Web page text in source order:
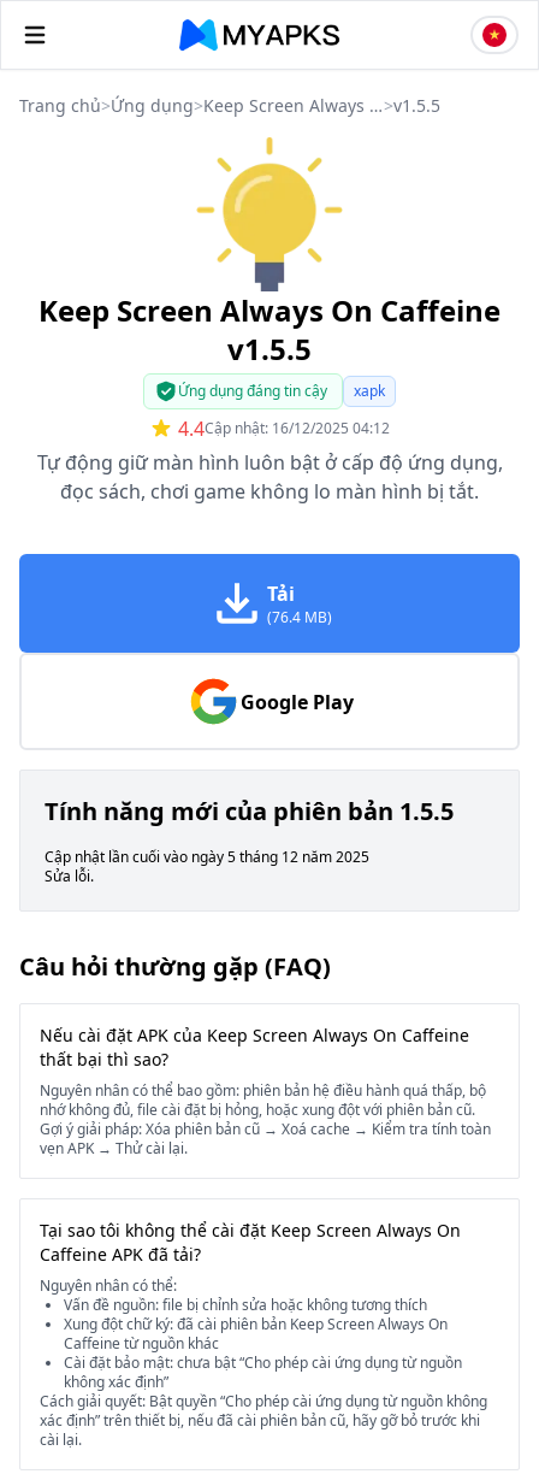
Trang chủ>Ứng dụng> Keep Screen Always On Caffeine>v1.5.5
Keep Screen Always On Caffeine
v1.5.5
Ứng dụng đáng tin cậy xapk
4.4Cập nhật: 16/12/2025 04:12
Tự động giữ màn hình luôn bật ở cấp độ ứng dụng,
đọc sách, chơi game không lo màn hình bị tắt.
Tải
(76.4 MB)
Google Play
Tính năng mới của phiên bản 1.5.5
Cập nhật lần cuối vào ngày 5 tháng 12 năm 2025
Sửa lỗi.
Câu hỏi thường gặp (FAQ)
Nếu cài đặt APK của Keep Screen Always On Caffeine
thất bại thì sao?
Nguyên nhân có thể bao gồm: phiên bản hệ điều hành quá thấp, bộ
nhớ không đủ, file cài đặt bị hỏng, hoặc xung đột với phiên bản cũ.
Gợi ý giải pháp: Xóa phiên bản cũ → Xoá cache → Kiểm tra tính toàn
vẹn APK → Thử cài lại.
Tại sao tôi không thể cài đặt Keep Screen Always On
Caffeine APK đã tải?
Nguyên nhân có thể:
Vấn đề nguồn: file bị chỉnh sửa hoặc không tương thích
Xung đột chữ ký: đã cài phiên bản Keep Screen Always On
Caffeine từ nguồn khác
Cài đặt bảo mật: chưa bật “Cho phép cài ứng dụng từ nguồn
không xác định”
Cách giải quyết: Bật quyền “Cho phép cài ứng dụng từ nguồn không
xác định” trên thiết bị, nếu đã cài phiên bản cũ, hãy gỡ bỏ trước khi
cài lại.